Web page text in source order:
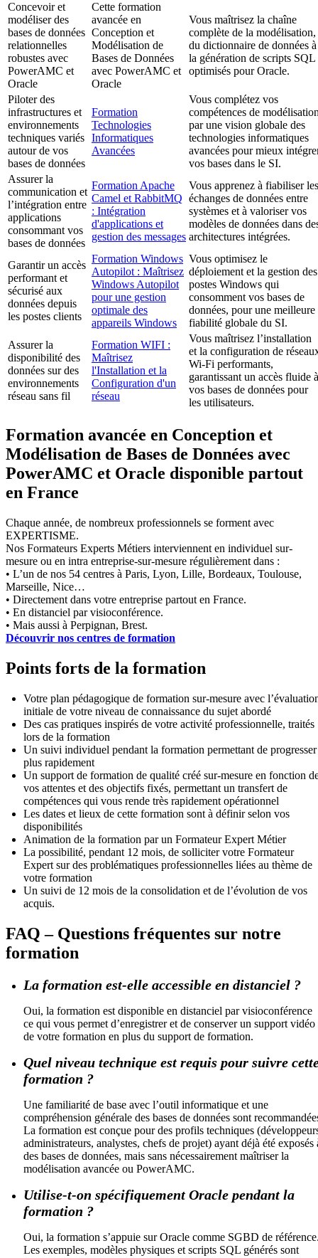
Concevoir et
modéliser des
bases de données
relationnelles
robustes avec
PowerAMC et
Oracle
Cette formation
avancée en
Conception et
Modélisation de
Bases de Données
avec PowerAMC et
Oracle
Vous maîtrisez la chaîne
complète de la modélisation,
du dictionnaire de données à
la génération de scripts SQL
optimisés pour Oracle.
Piloter des
infrastructures et
environnements
techniques variés
autour de vos
bases de données
Formation
Technologies
Informatiques
Avancées
Vous complétez vos
compétences de
par une vision globale des
technologies informatiques
avancées pour mieux
vos bases dans le SI.
Assurer la
communication et
l’intégration entre
applications
consommant vos
bases de données
Formation Apache
Camel et RabbitMQ
: Intégration
d'applications et
gestion des messages
Vous apprenez à fiabiliser les
échanges de données entre
systèmes et à valoriser vos
modèles de données dans
architectures intégrées.
Garantir un accès
performant et
sécurisé aux
données depuis
les postes clients
Formation Windows
Autopilot : Maîtrisez
Windows Autopilot
pour une gestion
optimale des
appareils Windows
Vous optimisez le
déploiement et la gestion des
postes Windows qui
consomment vos bases de
données, pour une meilleure
fiabilité globale du SI.
Assurer la
disponibilité des
données sur des
environnements
réseau sans fil
Formation WIFI :
Maîtrisez
l'Installation et la
Configuration d'un
réseau
Vous maîtrisez l’installation
et la configuration de
Wi-Fi performants,
garantissant un accès fluide à
vos bases de données pour
les utilisateurs.
Formation avancée en Conception et
Modélisation de Bases de Données avec
PowerAMC et Oracle disponible partout
en France
Chaque année, de nombreux professionnels se forment avec
EXPERTISME.
Nos Formateurs Experts Métiers interviennent en individuel sur-
mesure ou en intra entreprise-sur-mesure régulièrement dans :
• L’un de nos 54 centres à Paris, Lyon, Lille, Bordeaux, Toulouse,
Marseille, Nice…
• Directement dans votre entreprise partout en France.
• En distanciel par visioconférence.
• Mais aussi à Perpignan, Brest.
Découvrir nos centres de formation
Points forts de la formation
Votre plan pédagogique de formation sur-mesure avec
initiale de votre niveau de connaissance du sujet abordé
Des cas pratiques inspirés de votre activité professionnelle, traités
lors de la formation
Un suivi individuel pendant la formation permettant de progresser
plus rapidement
Un support de formation de qualité créé sur-mesure en fonction
vos attentes et des objectifs fixés, permettant un transfert de
compétences qui vous rende très rapidement opérationnel
Les dates et lieux de cette formation sont à définir selon vos
disponibilités
Animation de la formation par un Formateur Expert Métier
La possibilité, pendant 12 mois, de solliciter votre Formateur
Expert sur des problématiques professionnelles liées au thème de
votre formation
Un suivi de 12 mois de la consolidation et de l’évolution de vos
acquis.
FAQ – Questions fréquentes sur notre
formation
La formation est-elle accessible en distanciel ?
Oui, la formation est disponible en distanciel par visioconférence
ce qui vous permet d’enregistrer et de conserver un support vidéo
de votre formation en plus du support de formation.
Quel niveau technique est requis pour suivre
formation ?
Une familiarité de base avec l’outil informatique et une
compréhension générale des bases de données sont
La formation est conçue pour des profils techniques
administrateurs, analystes, chefs de projet) ayant déjà été exposés
des bases de données, mais sans nécessairement maîtriser la
modélisation avancée ou PowerAMC.
Utilise-t-on spécifiquement Oracle pendant la
formation ?
Oui, la formation s’appuie sur Oracle comme SGBD de
Les exemples, modèles physiques et scripts SQL générés sont